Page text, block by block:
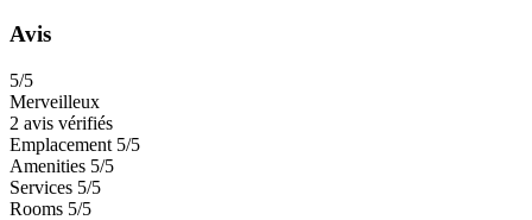
Avis
5/5
Merveilleux
2 avis vérifiés
Emplacement 5/5
Amenities 5/5
Services 5/5
Rooms 5/5